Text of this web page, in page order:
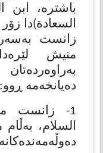
باشترە، ابن
السعادة)دا
زانست بەسەر
منیش
دەیانخەمە ڕوو:
1- زانست
السلام،